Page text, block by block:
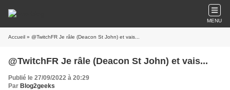
MENU
Accueil » @TwitchFR Je râle (Deacon St John) et vais...
@TwitchFR Je râle (Deacon St John) et vais...
Publié le 27/09/2022 à 20:29
Par Blog2geeks